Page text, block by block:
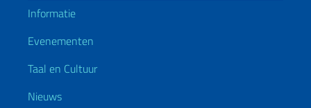
Informatie
Evenementen
Taal en Cultuur
Nieuws